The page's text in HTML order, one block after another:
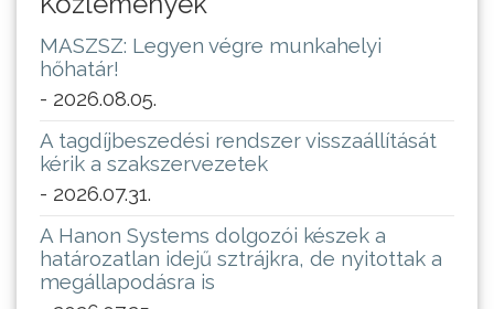
MASZSZ: Legyen végre munkahelyi
hőhatár!
- 2026.08.05.
A tagdíjbeszedési rendszer visszaállítását
kérik a szakszervezetek
- 2026.07.31.
A Hanon Systems dolgozói készek a
határozatlan idejű sztrájkra, de nyitottak a
megállapodásra is